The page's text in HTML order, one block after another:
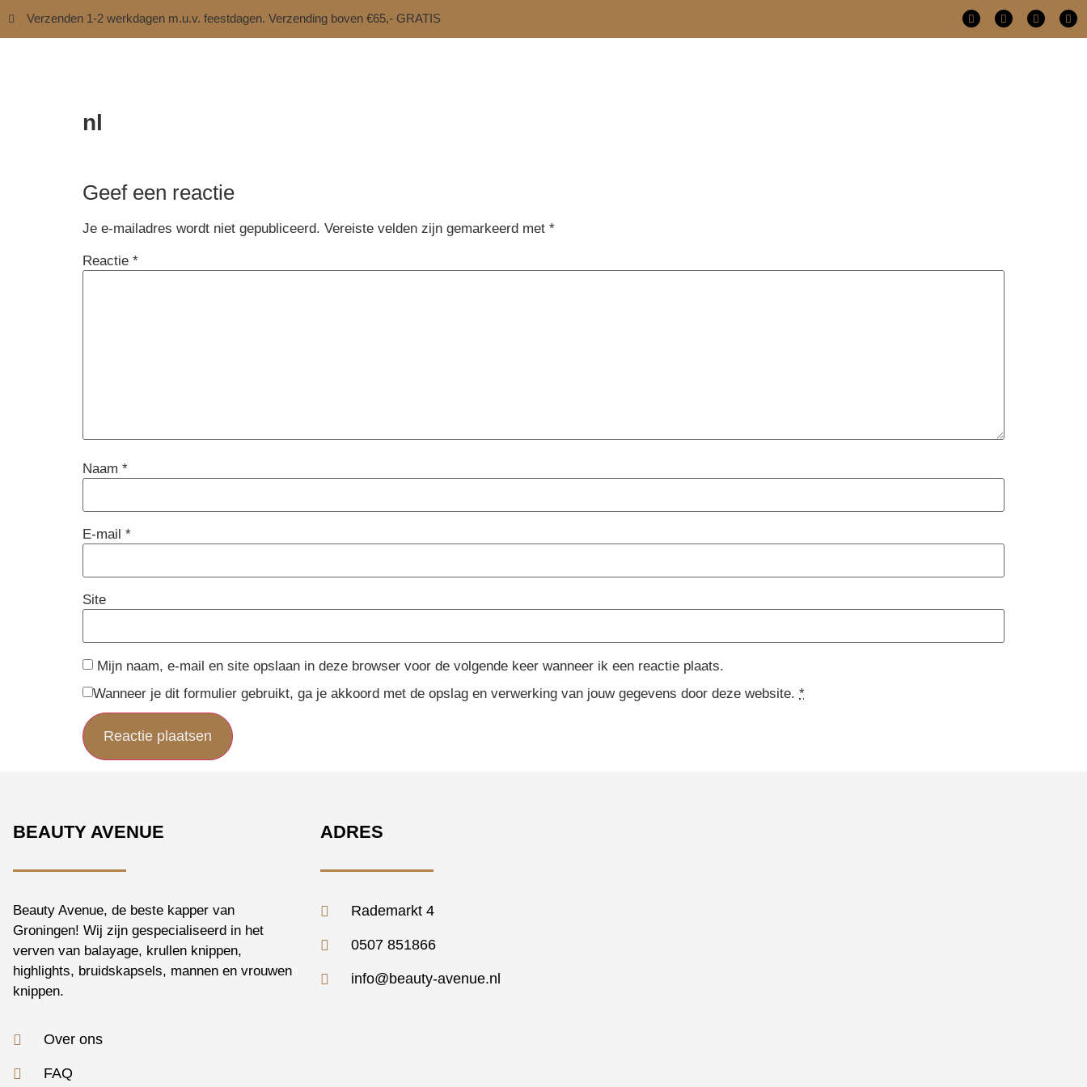
Verzenden 1-2 werkdagen m.u.v. feestdagen. Verzending boven €65,- GRATIS
nl
Geef een reactie
Je e-mailadres wordt niet gepubliceerd. Vereiste velden zijn gemarkeerd met *
Reactie *
Naam *
E-mail *
Site
Mijn naam, e-mail en site opslaan in deze browser voor de volgende keer wanneer ik een reactie plaats.
Wanneer je dit formulier gebruikt, ga je akkoord met de opslag en verwerking van jouw gegevens door deze website. *
BEAUTY AVENUE
Beauty Avenue, de beste kapper van
Groningen! Wij zijn gespecialiseerd in het
verven van balayage, krullen knippen,
highlights, bruidskapsels, mannen en vrouwen
knippen.
Over ons
FAQ
ADRES
Rademarkt 4
0507 851866
info@beauty-avenue.nl